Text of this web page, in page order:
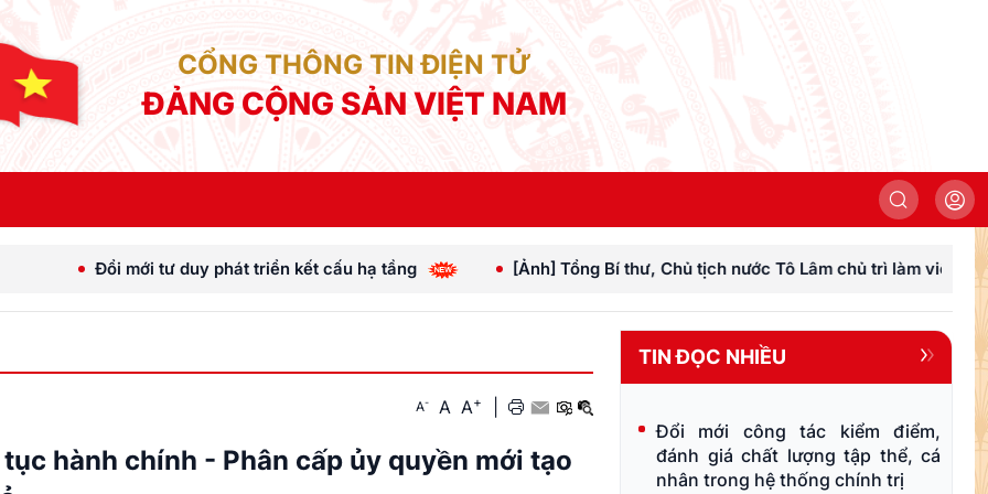
CỔNG THÔNG TIN ĐIỆN TỬ
ĐẢNG CỘNG SẢN VIỆT NAM
phát triển kết cấu hạ tầng [Ảnh] Tổng Bí thư, Chủ tịch nước Tô Lâm chủ trì làm việc với Đảng ủy Chính phủ
A- A A+
hành chính - Phân cấp ủy quyền mới tạo
TIN ĐỌC NHIỀU
Đổi mới công tác kiểm điểm,
đánh giá chất lượng tập thể, cá
nhân trong hệ thống chính trị